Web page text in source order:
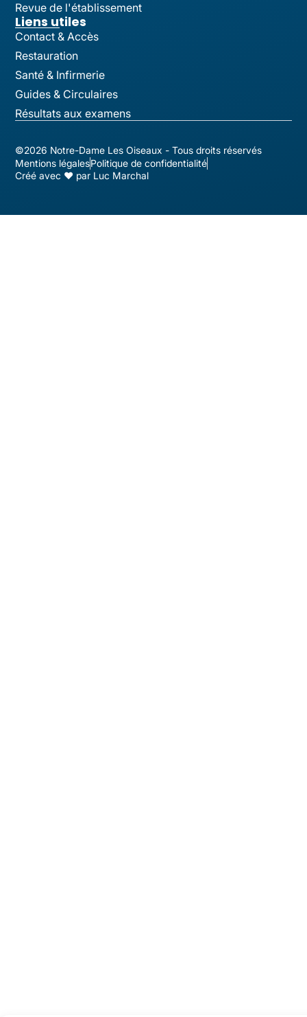
Revue de l'établissement
Liens utiles
Contact & Accès
Restauration
Santé & Infirmerie
Guides & Circulaires
Résultats aux examens
©2026 Notre-Dame Les Oiseaux - Tous droits réservés
Mentions légalesPolitique de confidentialité
Créé avec ♥ par Luc Marchal